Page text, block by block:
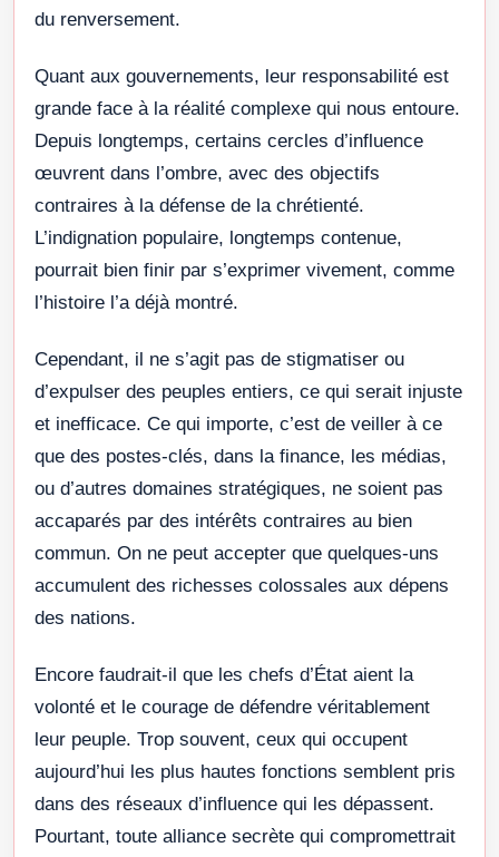
du renversement.
Quant aux gouvernements, leur responsabilité est
grande face à la réalité complexe qui nous entoure.
Depuis longtemps, certains cercles d’influence
œuvrent dans l’ombre, avec des objectifs
contraires à la défense de la chrétienté.
L’indignation populaire, longtemps contenue,
pourrait bien finir par s’exprimer vivement, comme
l’histoire l’a déjà montré.
Cependant, il ne s’agit pas de stigmatiser ou
d’expulser des peuples entiers, ce qui serait injuste
et inefficace. Ce qui importe, c’est de veiller à ce
que des postes-clés, dans la finance, les médias,
ou d’autres domaines stratégiques, ne soient pas
accaparés par des intérêts contraires au bien
commun. On ne peut accepter que quelques-uns
accumulent des richesses colossales aux dépens
des nations.
Encore faudrait-il que les chefs d’État aient la
volonté et le courage de défendre véritablement
leur peuple. Trop souvent, ceux qui occupent
aujourd’hui les plus hautes fonctions semblent pris
dans des réseaux d’influence qui les dépassent.
Pourtant, toute alliance secrète qui compromettrait